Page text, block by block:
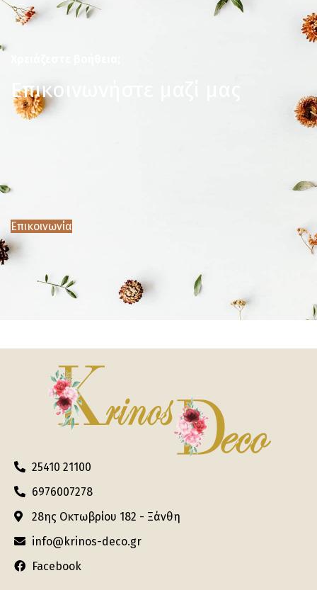
Επικοινωνήστε μαζί μας
Επικοινωνία
25410 21100
6976007278
28ης Οκτωβρίου 182 - Ξάνθη
info@krinos-deco.gr
Facebook